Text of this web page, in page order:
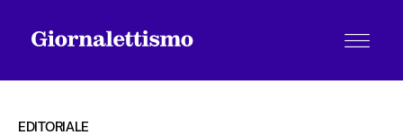
EDITORIALE